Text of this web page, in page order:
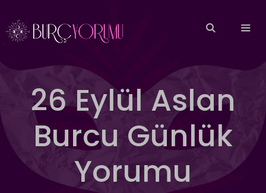
atla
26 Eylül Aslan
Burcu Günlük
Yorumu